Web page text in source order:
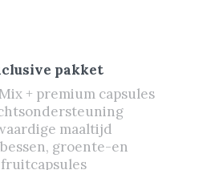
pakket
+ premium capsules
maaltijd
groente-en
fruitcapsules